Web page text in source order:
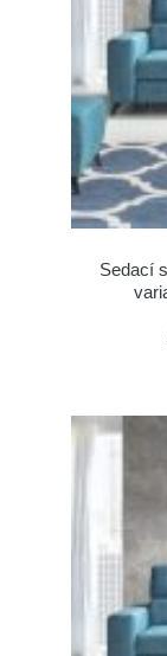
Sedací